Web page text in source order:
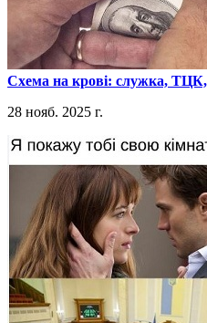
​Схема на крові: служка,
28 нояб. 2025 г.